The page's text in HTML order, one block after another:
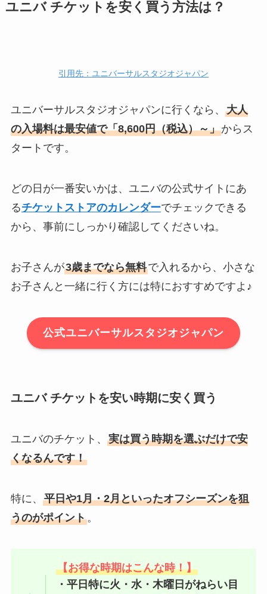
ユニバ チケットを安く買う方法は？
引用先：ユニバーサルスタジオジャパン
ユニバーサルスタジオジャパンに行くなら、 大人
の入場料は最安値で「8,600円（税込）～」からス
タートです。
どの日が一番安いかは、ユニバの公式サイトにあ
るチケットストアのカレンダーでチェックできる
から、事前にしっかり確認してくださいね。
お子さんが3歳までなら無料で入れるから、小さな
お子さんと一緒に行く方には特におすすめですよ♪
公式ユニバーサルスタジオジャパン
ユニバ チケットを安い時期に安く買う
ユニバのチケット、 実は買う時期を選ぶだけで安
くなるんです！
特に、 平日や1月・2月といったオフシーズンを狙
うのがポイント。
【お得な時期はこんな時！】
・平日特に火・水・木曜日がねらい目